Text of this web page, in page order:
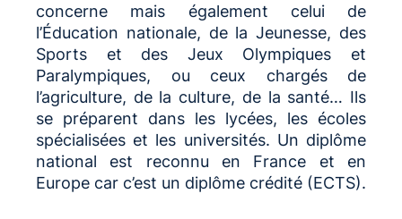
concerne mais également celui de
l’Éducation nationale, de la Jeunesse, des
Sports et des Jeux Olympiques et
Paralympiques, ou ceux chargés de
l’agriculture, de la culture, de la santé… Ils
se préparent dans les lycées, les écoles
spécialisées et les universités. Un diplôme
national est reconnu en France et en
Europe car c’est un diplôme crédité (ECTS).